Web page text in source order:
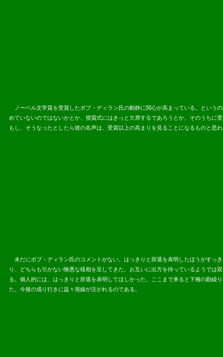
ノーベル文学賞を受賞したボブ・ディラン氏の動静に関心が高まっている。という
めていないのではないかとか、授賞式にはきっと欠席するであろうとか、そのうちに
もし、そうなった としたら彼の名声は、受賞以上の高まりを見ることになるものと思
未だにボブ・ディラン氏のコメントがない。はっきりと辞退を表明したほうがすっ
り、どちらも引かない険悪な様相を呈してきた。お互いに出方を待っているようで
る。個人的には、はっきりと辞退を表明してほしかった。ここまで来ると下種の勘
た。今後の成り行きに益々視線が注がれるのである。